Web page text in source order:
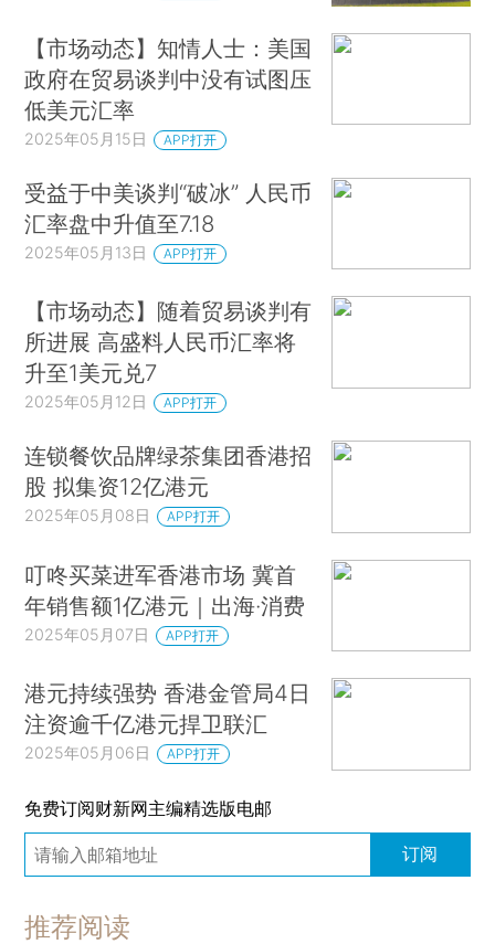
【市场动态】知情人士：美国
政府在贸易谈判中没有试图压
低美元汇率
2025年05月15日 APP打开
受益于中美谈判“破冰” 人民币
汇率盘中升值至7.18
2025年05月13日 APP打开
【市场动态】随着贸易谈判有
所进展 高盛料人民币汇率将
升至1美元兑7
2025年05月12日 APP打开
连锁餐饮品牌绿茶集团香港招
股 拟集资12亿港元
2025年05月08日 APP打开
叮咚买菜进军香港市场 冀首
年销售额1亿港元｜出海·消费
2025年05月07日 APP打开
港元持续强势 香港金管局4日
注资逾千亿港元捍卫联汇
2025年05月06日 APP打开
免费订阅财新网主编精选版电邮
订阅
推荐阅读